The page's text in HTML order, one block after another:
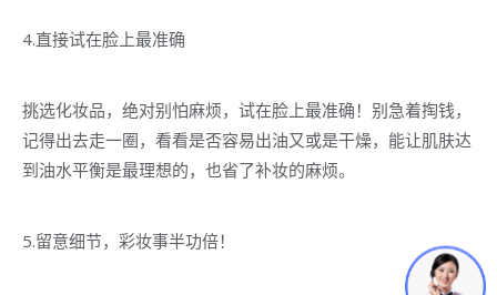
4.直接试在脸上最准确
挑选化妆品，绝对别怕麻烦，试在脸上最准确！别急着掏钱，
记得出去走一圈，看看是否容易出油又或是干燥，能让肌肤达
到油水平衡是最理想的，也省了补妆的麻烦。
5.留意细节，彩妆事半功倍！